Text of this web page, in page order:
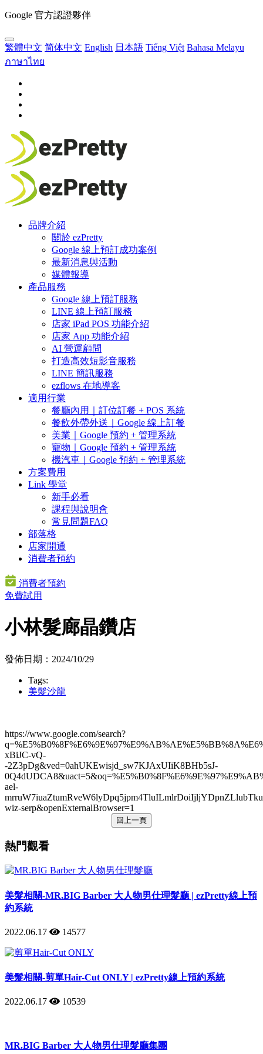
Google 官方認證夥伴
繁體中文 简体中文 English 日本語 Tiếng Việt Bahasa Melayu
ภาษาไทย
品牌介紹
關於 ezPretty
Google 線上預訂成功案例
最新消息與活動
媒體報導
產品服務
Google 線上預訂服務
LINE 線上預訂服務
店家 iPad POS 功能介紹
店家 App 功能介紹
AI 營運顧問
打造高效短影音服務
LINE 簡訊服務
ezflows 在地導客
適用行業
餐廳內用｜訂位訂餐 + POS 系統
餐飲外帶外送｜Google 線上訂餐
美業｜Google 預約 + 管理系統
寵物｜Google 預約 + 管理系統
機汽車｜Google 預約 + 管理系統
方案費用
Link 學堂
新手必看
課程與說明會
常見問題FAQ
部落格
店家開通
消費者預約
消費者預約
免費試用
小林髮廊晶鑽店
發佈日期：2024/10/29
Tags:
美髮沙龍
https://www.google.com/search?
xBiJC-vQ-
-2Z3pDg&ved=0ahUKEwisjd_sw7KJAxUIiK8BHb5sJ-
ael-
wiz-serp&openExternalBrowser=1
回上一頁
熱門觀看
美髮相關-MR.BIG Barber 大人物男仕理髮廳 | ezPretty線上預
約系統
2022.06.17 14577
美髮相關-剪單Hair-Cut ONLY | ezPretty線上預約系統
2022.06.17 10539
MR.BIG Barber 大人物男仕理髮廳集團